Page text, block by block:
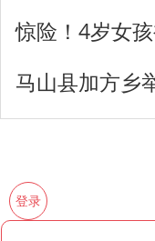
惊险！4岁女
马山县加方乡
登录